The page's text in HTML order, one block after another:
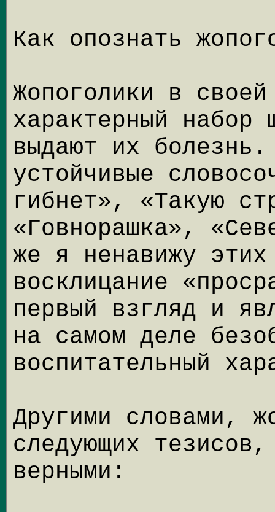
Как опознать
Жопоголики в
характерный набор
выдают их
устойчивые
гибнет», «Такую
«Говнорашка»,
же я ненавижу
восклицание
первый взгляд и
на самом деле
воспитательный
Другими словами,
следующих
верными: